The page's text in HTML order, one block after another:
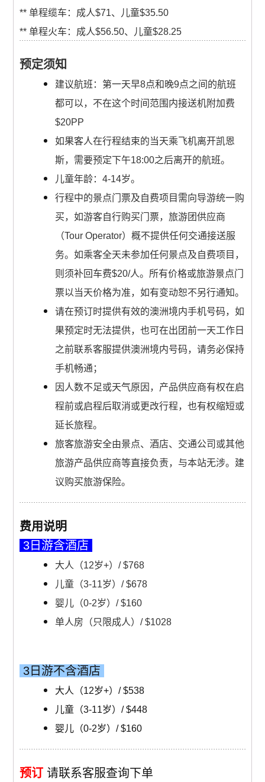
** 单程缆车：成人$71、儿童$35.50
** 单程火车：成人$56.50、儿童$28.25
预定须知
建议航班：第一天早8点和晚9点之间的航班
都可以，不在这个时间范围内接送机附加费
$20PP
如果客人在行程结束的当天乘飞机离开凯恩
斯，需要预定下午18:00之后离开的航班。
儿童年龄：4-14岁。
行程中的景点门票及自费项目需向导游统一购
买，如游客自行购买门票，旅游团供应商
（Tour Operator）概不提供任何交通接送服
务。如乘客全天未参加任何景点及自费项目，
则须补回车费$20/人。所有价格或旅游景点门
票以当天价格为准，如有变动恕不另行通知。
请在预订时提供有效的澳洲境内手机号码，如
果预定时无法提供，也可在出团前一天工作日
之前联系客服提供澳洲境内号码，请务必保持
手机畅通；
因人数不足或天气原因，产品供应商有权在启
程前或启程后取消或更改行程，也有权缩短或
延长旅程。
旅客旅游安全由景点、酒店、交通公司或其他
旅游产品供应商等直接负责，与本站无涉。建
议购买旅游保险。
费用说明
3日游含酒店
大人（12岁+）/ $768
儿童（3-11岁）/ $678
婴儿（0-2岁）/ $160
单人房（只限成人）/ $1028
3日游不含酒店
大人（12岁+）/ $538
儿童（3-11岁）/ $448
婴儿（0-2岁）/ $160
预订请联系客服查询下单